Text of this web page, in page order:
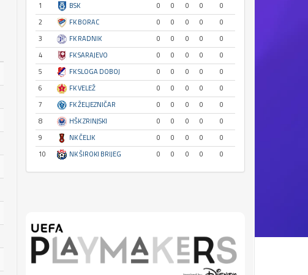
1
BSK 0 0 0 0
0
2
FK BORAC 0 0 0 0
0
3
FK RADNIK 0 0 0 0
0
4
FK SARAJEVO 0 0 0 0
0
5
FK SLOGA DOBOJ 0 0 0 0
0
6
FK VELEŽ 0 0 0 0
0
7
FK ŽELJEZNIČAR 0 0 0 0
0
8
HŠK ZRINJSKI 0 0 0 0
0
9
NK ČELIK 0 0 0 0
0
10
NK ŠIROKI BRIJEG 0 0 0 0 0